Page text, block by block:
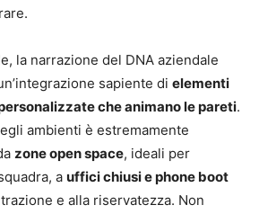
la narrazione del DNA aziendale
sapiente di elementi
che animano le pareti.
ambienti è estremamente
zone open space, ideali per
a uffici chiusi e phone boot
e alla riservatezza. Non